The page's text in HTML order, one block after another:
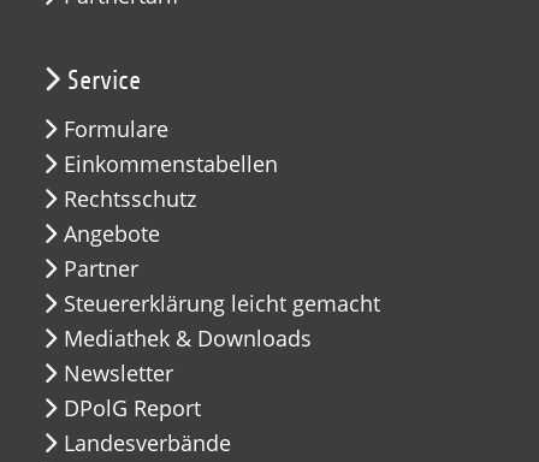
Service
Formulare
Einkommenstabellen
Rechtsschutz
Angebote
Partner
Steuererklärung leicht gemacht
Mediathek & Downloads
Newsletter
DPolG Report
Landesverbände